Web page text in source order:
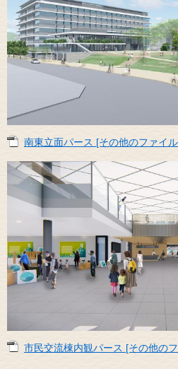
南東立面パース [その他のファイ
市民交流棟内観パース [その他の